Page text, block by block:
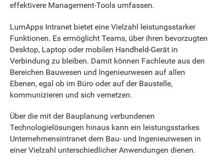
effektivere Management-Tools umfassen.
LumApps Intranet bietet eine Vielzahl leistungsstarker
Funktionen. Es ermöglicht Teams, über ihren bevorzugten
Desktop, Laptop oder mobilen Handheld-Gerät in
Verbindung zu bleiben. Damit können Fachleute aus den
Bereichen Bauwesen und Ingenieurwesen auf allen
Ebenen, egal ob im Büro oder auf der Baustelle,
kommunizieren und sich vernetzen.
Über die mit der Bauplanung verbundenen
Technologielösungen hinaus kann ein leistungsstarkes
Unternehmensintranet dem Bau- und Ingenieurwesen in
einer Vielzahl unterschiedlicher Anwendungen dienen.